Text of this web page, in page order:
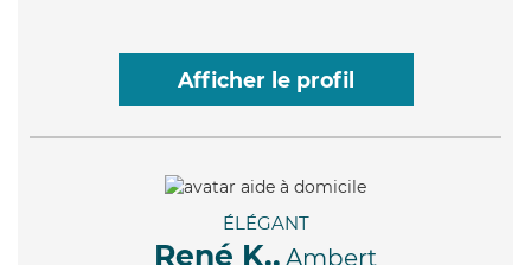
Afficher le profil
ÉLÉGANT
René K., Ambert